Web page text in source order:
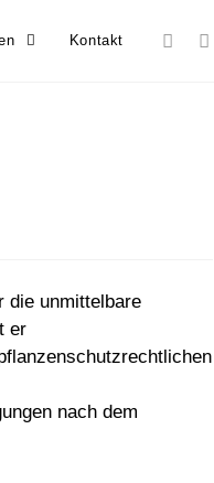
Kontakt
die unmittelbare
er
nach dem